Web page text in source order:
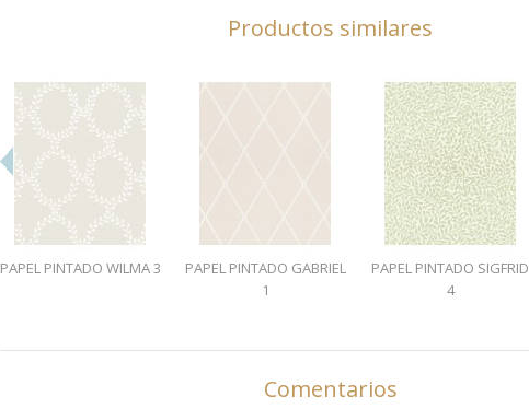
Productos similares
PAPEL PINTADO WILMA 3
PAPEL PINTADO GABRIEL
1
PAPEL PINTADO SIGFRID
4
Comentarios